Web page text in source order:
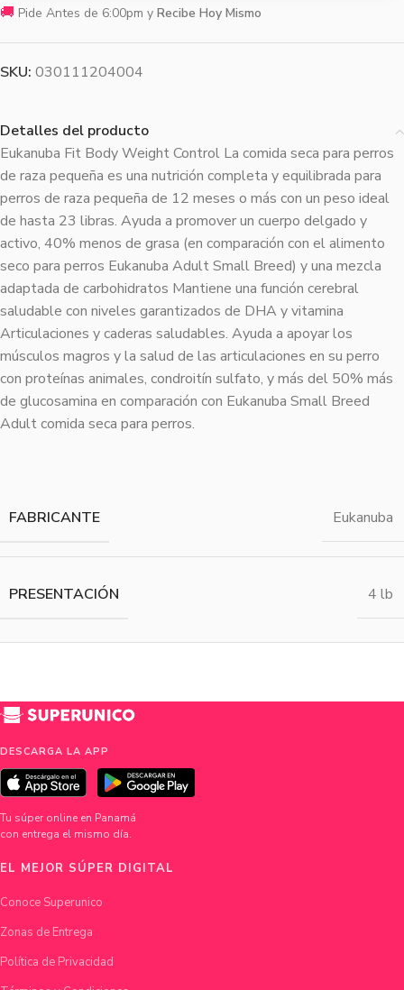
🚚 Pide Antes de 6:00pm y Recibe Hoy Mismo
SKU: 030111204004
Detalles del producto
Eukanuba Fit Body Weight Control La comida seca para perros
de raza pequeña es una nutrición completa y equilibrada para
perros de raza pequeña de 12 meses o más con un peso ideal
de hasta 23 libras. Ayuda a promover un cuerpo delgado y
activo, 40% menos de grasa (en comparación con el alimento
seco para perros Eukanuba Adult Small Breed) y una mezcla
adaptada de carbohidratos Mantiene una función cerebral
saludable con niveles garantizados de DHA y vitamina
Articulaciones y caderas saludables. Ayuda a apoyar los
músculos magros y la salud de las articulaciones en su perro
con proteínas animales, condroitín sulfato, y más del 50% más
de glucosamina en comparación con Eukanuba Small Breed
Adult comida seca para perros.
FABRICANTE Eukanuba
PRESENTACIÓN 4 lb
DESCARGA LA APP
Tu súper online en Panamá
con entrega el mismo día.
EL MEJOR SÚPER DIGITAL
Conoce Superunico
Zonas de Entrega
Política de Privacidad